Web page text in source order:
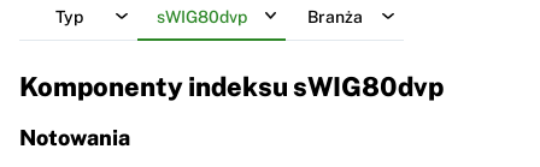
Typ sWIG80dvp Branża
Komponenty indeksusWIG80dvp
Notowania